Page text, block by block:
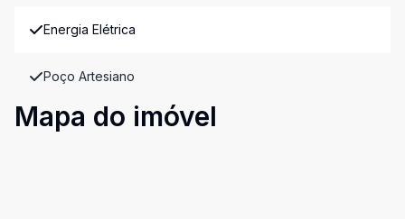
Energia Elétrica
Poço Artesiano
Mapa do imóvel